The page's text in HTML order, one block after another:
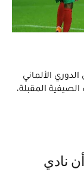
الألماني
الصيفية المقبلة،